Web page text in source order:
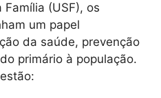
(USF), os
um papel
da saúde, prevenção
primário à população.